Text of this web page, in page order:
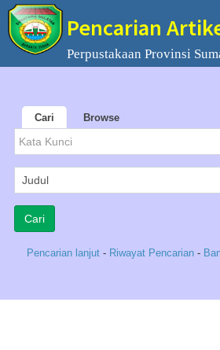
Pencarian
Perpustakaan Provinsi
Cari Browse
Pencarian lanjut - Riwayat Pencarian -